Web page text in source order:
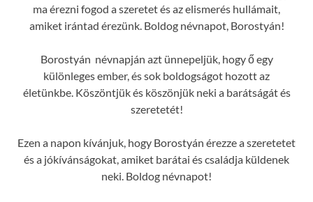
ma érezni fogod a szeretet és az elismerés hullámait,
amiket irántad érezünk. Boldog névnapot, Borostyán!
Borostyán névnapján azt ünnepeljük, hogy ő egy
különleges ember, és sok boldogságot hozott az
életünkbe. Köszöntjük és köszönjük neki a barátságát és
szeretetét!
Ezen a napon kívánjuk, hogy Borostyán érezze a szeretetet
és a jókívánságokat, amiket barátai és családja küldenek
neki. Boldog névnapot!